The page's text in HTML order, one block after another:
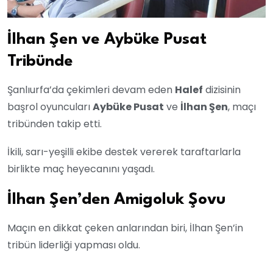
İlhan Şen ve Aybüke Pusat
Tribünde
Şanlıurfa’da çekimleri devam eden Halef dizisinin
başrol oyuncularıAybüke Pusat ve İlhan Şen, maçı
tribünden takip etti.
İkili, sarı-yeşilli ekibe destek vererek taraftarlarla
birlikte maç heyecanını yaşadı.
İlhan Şen’den Amigoluk Şovu
Maçın en dikkat çeken anlarından biri, İlhan Şen’in
tribün liderliği yapması oldu.